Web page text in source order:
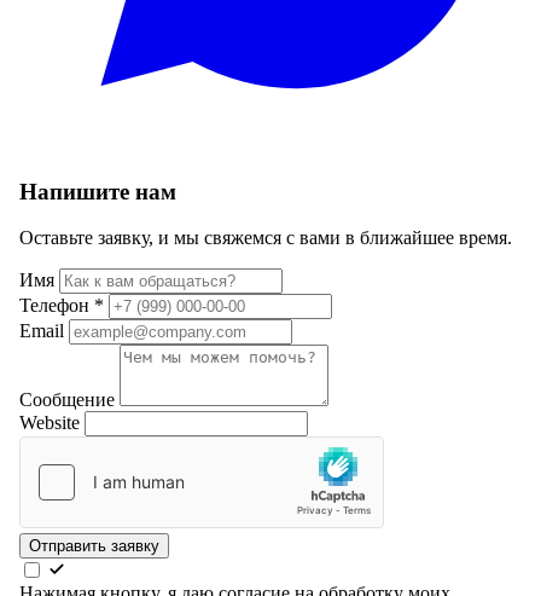
Напишите нам
Оставьте заявку, и мы свяжемся с вами в ближайшее время.
Имя
Телефон *
Email
Сообщение
Website
Отправить заявку